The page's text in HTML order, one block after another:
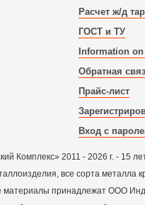
Расчет ж/д
ГОСТ и ТУ
Information
Обратная
Прайс-лист
Вход с
Комплекс» 2011 - 2026 г. - 15
все сорта металла
материалы принадлежат ООО